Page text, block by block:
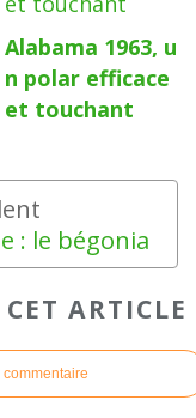
Alabama 1963, u
n polar efficace
et touchant
: le bégonia
ARTICLE